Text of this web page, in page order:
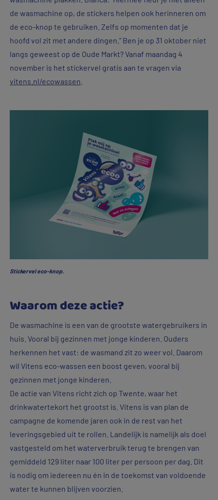
de wasmachine op, de stickers helpen ook herinneren om
de eco-knop te gebruiken. Zelfs op momenten dat je
hoofd vol zit met andere dingen.” Ben je op 31 oktober niet
langs geweest op de Oude Markt? Vanaf maandag 4
november is het stickervel gratis aan te vragen via
vitens.nl/ecowassen
Stickervel eco-knop.
Waarom deze actie?
De wasmachine is een van de grootste watergebruikers in
huis. Vooral bij gezinnen met jonge kinderen. Ouders
herkennen het vast: de wasmand zit zo weer vol. Daarom
wil Vitens eco-wassen een boost geven, vooral bij
gezinnen met jonge kinderen.
De actie van Vitens richt zich op Twente, waar het
drinkwatertekort het grootst is. Vitens is van plan de
campagne de komende jaren ook in de rest van het
leveringsgebied uit te rollen. Landelijk is namelijk als doel
vastgesteld om het waterverbruik terug te brengen van
gemiddeld 129 liter naar 100 liter per persoon per dag. Dit
is nodig om iedereen nu én in de toekomst van voldoende
water te kunnen blijven voorzien.